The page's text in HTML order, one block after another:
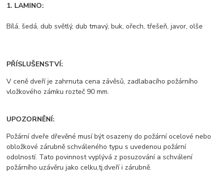
1. LAMINO:
Bílá, šedá, dub světlý, dub tmavý, buk, ořech, třešeň, javor, olše
PŘÍSLUŠENSTVÍ:
V ceně dveří je zahrnuta cena závěsů, zadlabacího požárního
vložkového zámku rozteč 90 mm.
UPOZORNĚNÍ:
Požární dveře dřevěné musí být osazeny do požární ocelové nebo
obložkové zárubně schváleného typu s uvedenou požární
odolností. Tato povinnost vyplývá z posuzování a schválení
požárního uzávěru jako celku,tj.dveří i zárubně.